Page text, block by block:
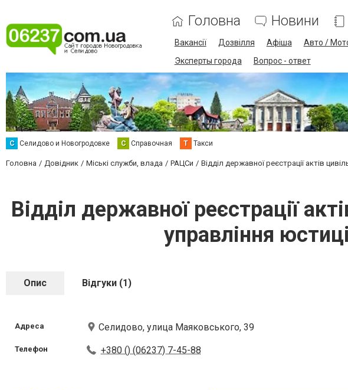
Головна Новини
Вакансії Дозвілля Афіша Авто /
Эксперты города
Вопрос - ответ
С Селидово и Новогродовке С Справочная Т Такси
Головна Довідник Міські служби, влада РАЦСи Відділ державної реєстрації актів
Відділ державної реєстрації
управління
Опис Відгуки (1)
Адреса Селидово, улица Маяковського, 39
Телефон +380 () (06237) 7-45-88